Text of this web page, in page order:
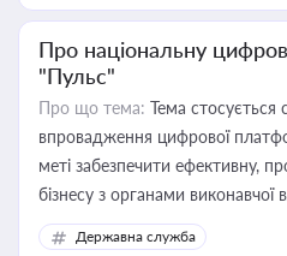
Про національну
"Пульс"
Про що тема: Тема стосується
впровадження цифрової
меті забезпечити ефективну,
бізнесу з органами виконавчої
Державна служба